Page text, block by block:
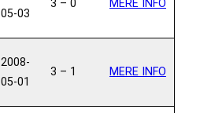
05-03
3 – 0 MERE INFO
2008-
05-01
3 – 1 MERE INFO